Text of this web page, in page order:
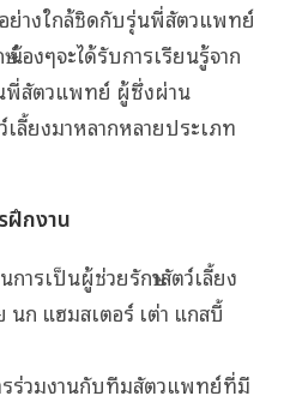
ย่างใกล้ชิดกับรุ่นพี่สัตวแพทย์
น้องๆจะได้รับการเรียนรู้จาก
พี่สัตวแพทย์ ผู้ซึ่งผ่าน
เลี้ยงมาหลากหลายประเภท
ฝึกงาน
ารเป็นผู้ช่วยรักษาสัตว์เลี้ยง
นก แฮมสเตอร์ เต่า แกสบี้
รร่วมงานกับทีมสัตวแพทย์ที่มี